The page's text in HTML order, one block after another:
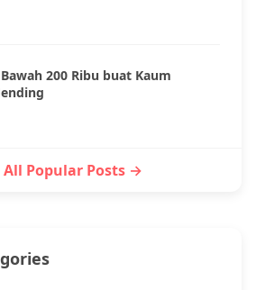
200 Ribu buat Kaum
All Popular Posts →